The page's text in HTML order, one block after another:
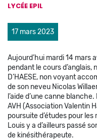
LYCÉE EPIL
17 mars 2023
Aujourd’hui mardi 14 mars
pendant le cours
D’HAESE, non voyant
de son neveu Nicolas
l’aide d’une canne
AVH (Association Valentin
poursuite d’études pour
Louis y a d’ailleurs passé
de kinésithérapeute.